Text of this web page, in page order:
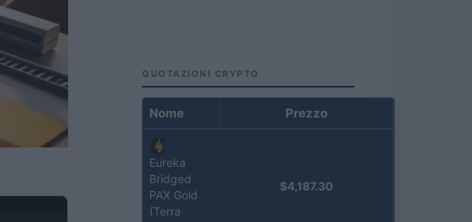
QUOTAZIONI CRYPTO
Nome Prezzo
Eureka
Bridged
PAX Gold
(Terra
$4,187.30